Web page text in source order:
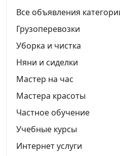
Все объявления
Грузоперевозки
Уборка и чистка
Няни и сиделки
Мастер на час
Мастера красоты
Частное обучение
Учебные курсы
Интернет услуги